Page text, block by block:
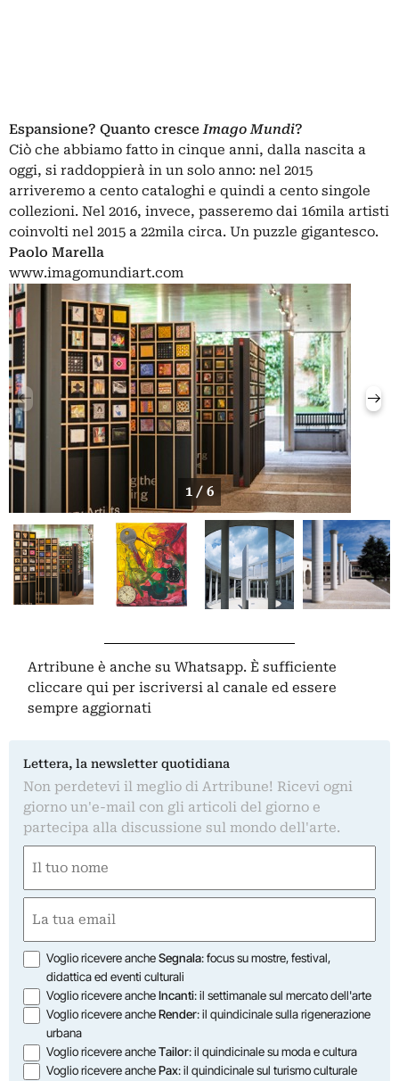
Espansione? Quanto cresceImago Mundi?
Ciò che abbiamo fatto in cinque anni, dalla nascita a
oggi, si raddoppierà in un solo anno: nel 2015
arriveremo a cento cataloghi e quindi a cento singole
collezioni. Nel 2016, invece, passeremo dai 16mila artisti
coinvolti nel 2015 a 22mila circa. Un puzzle gigantesco.
Paolo Marella
www.imagomundiart.com
1 / 6
Artribune è anche su Whatsapp. È sufficiente
cliccare qui per iscriversi al canale ed essere
sempre aggiornati
Lettera, la newsletter quotidiana
Non perdetevi il meglio di Artribune! Ricevi ogni
giorno un'e-mail con gli articoli del giorno e
partecipa alla discussione sul mondo dell'arte.
(Required)
First
(Required)
Opzioni
Voglio ricevere ancheSegnala: focus su mostre, festival,
didattica ed eventi culturali
Voglio ricevere ancheIncanti: il settimanale sul mercato dell'arte
Voglio ricevere ancheRender: il quindicinale sulla rigenerazione
urbana
Voglio ricevere ancheTailor: il quindicinale su moda e cultura
Voglio ricevere anchePax: il quindicinale sul turismo culturale